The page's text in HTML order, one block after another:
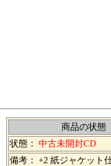
商品の状態
状態： 中古未開封CD
備考： +2 紙ジャケット